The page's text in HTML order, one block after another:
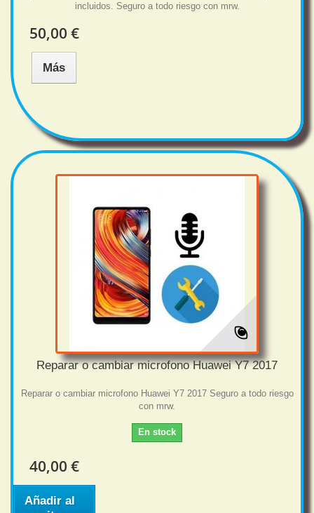
incluidos. Seguro a todo riesgo con mrw.
50,00 €
Más
Reparar o cambiar microfono Huawei Y7 2017
Reparar o cambiar microfono Huawei Y7 2017 Seguro a todo riesgo
con mrw.
En stock
40,00 €
Añadir al